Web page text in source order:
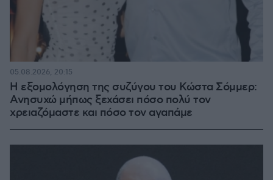
Η εξομολόγηση της συζύγου του Κώστα Σόμμερ:
Ανησυχώ μήπως ξεχάσει πόσο πολύ τον
χρειαζόμαστε και πόσο τον αγαπάμε
05.08.2026, 20:15